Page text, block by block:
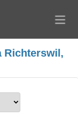
Richterswil,